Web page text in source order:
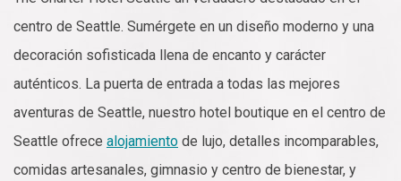
centro de Seattle. Sumérgete en un diseño moderno y una
decoración sofisticada llena de encanto y carácter
auténticos. La puerta de entrada a todas las mejores
aventuras de Seattle, nuestro hotel boutique en el centro de
Seattle ofrece alojamiento de lujo, detalles incomparables,
comidas artesanales, gimnasio y centro de bienestar, y